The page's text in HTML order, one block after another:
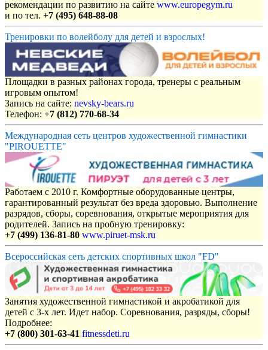
рекомендации по развитию на сайте www.europegym.ru
и по тел. +7 (495) 648-88-08
Тренировки по волейболу для детей и взрослых!
Площадки в разных районах города, тренеры с реальным
игровым опытом!
Запись на сайте: nevsky-bears.ru
Телефон: +7 (812) 770-68-34
Международная сеть центров художественной гимнастики
"PIROUETTE"
Работаем с 2010 г. Комфортные оборудованные центры,
гарантированный результат без вреда здоровью. Выполнение
разрядов, сборы, соревнования, открытые мероприятия для
родителей. Запись на пробную тренировку:
+7 (499) 136-81-80 www.piruet-msk.ru
Всероссийская сеть детских спортивных школ "FD"
Занятия художественной гимнастикой и акробатикой для
детей с 3-х лет. Идет набор. Соревнования, разряды, сборы!
Подробнее:
+7 (800) 301-63-41 fitnessdeti.ru